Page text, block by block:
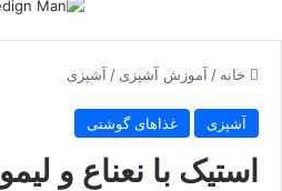
خانه / آموزش آشپزی / آشپزی
آشپزی غذاهای گوشتی
استیک با نعناع و لیمو